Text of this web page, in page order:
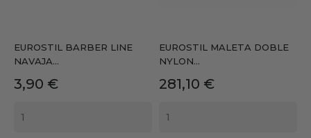
EUROSTIL BARBER LINE
NAVAJA...
Precio
3,90 €
EUROSTIL MALETA DOBLE
NYLON...
Precio
281,10 €